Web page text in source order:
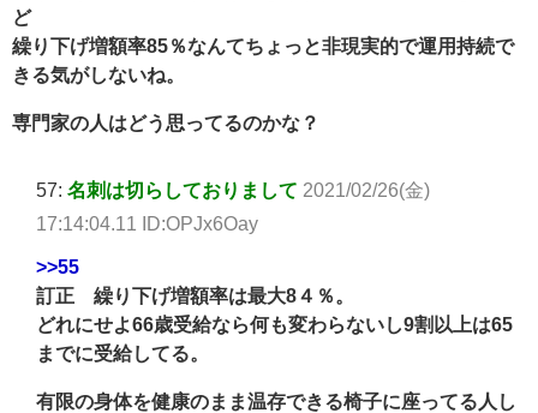
ど
繰り下げ増額率85％なんてちょっと非現実的で運用持続で
きる気がしないね。
専門家の人はどう思ってるのかな？
57: 名刺は切らしておりまして 2021/02/26(金)
17:14:04.11 ID:OPJx6Oay
>>55
訂正 繰り下げ増額率は最大8４％。
どれにせよ66歳受給なら何も変わらないし9割以上は65
までに受給してる。
有限の身体を健康のまま温存できる椅子に座ってる人し